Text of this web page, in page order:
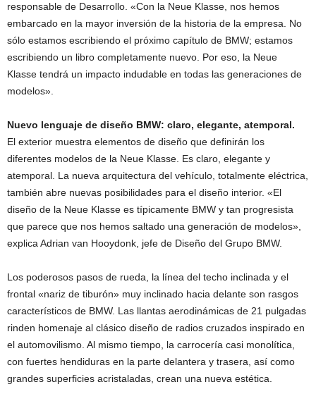
responsable de Desarrollo. «Con la Neue Klasse, nos hemos
embarcado en la mayor inversión de la historia de la empresa. No
sólo estamos escribiendo el próximo capítulo de BMW; estamos
escribiendo un libro completamente nuevo. Por eso, la Neue
Klasse tendrá un impacto indudable en todas las generaciones de
modelos».
Nuevo lenguaje de diseño BMW: claro, elegante, atemporal.
El exterior muestra elementos de diseño que definirán los
diferentes modelos de la Neue Klasse. Es claro, elegante y
atemporal. La nueva arquitectura del vehículo, totalmente eléctrica,
también abre nuevas posibilidades para el diseño interior. «El
diseño de la Neue Klasse es típicamente BMW y tan progresista
que parece que nos hemos saltado una generación de modelos»,
explica Adrian van Hooydonk, jefe de Diseño del Grupo BMW.
Los poderosos pasos de rueda, la línea del techo inclinada y el
frontal «nariz de tiburón» muy inclinado hacia delante son rasgos
característicos de BMW. Las llantas aerodinámicas de 21 pulgadas
rinden homenaje al clásico diseño de radios cruzados inspirado en
el automovilismo. Al mismo tiempo, la carrocería casi monolítica,
con fuertes hendiduras en la parte delantera y trasera, así como
grandes superficies acristaladas, crean una nueva estética.